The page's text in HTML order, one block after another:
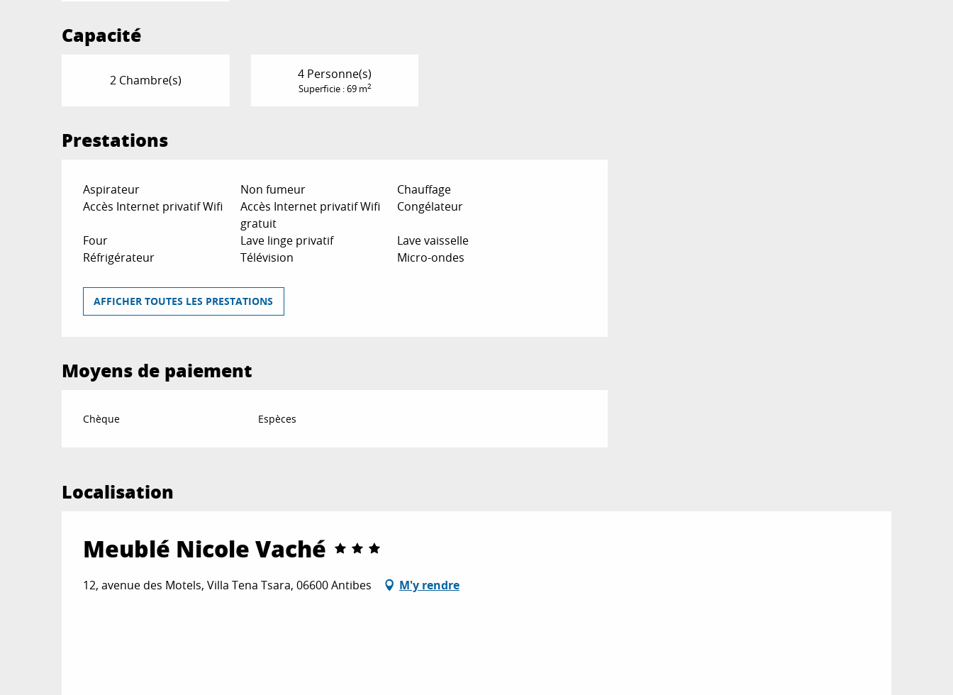
Capacité
2 Chambre(s) 4 Personne(s)
Superficie : 69 m2
Prestations
Aspirateur Non fumeur
Chauffage
Accès Internet privatif Wifi
Accès Internet privatif Wifi
gratuit
Congélateur
Four Lave linge privatif
Lave vaisselle
Réfrigérateur
Télévision Micro-ondes
AFFICHER TOUTES LES PRESTATIONS
Moyens de paiement
Chèque Espèces
Localisation
Meublé Nicole Vaché
12, avenue des Motels, Villa Tena Tsara, 06600 Antibes M'y rendre